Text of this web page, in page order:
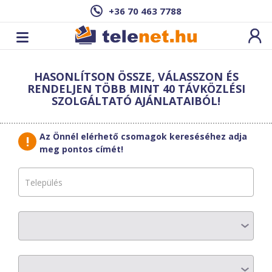
+36 70 463 7788
Ez a csomag sajnos nem elérhető az Ön
címén.Megnézem másik címen!
vissza a szolgáltatásokhoz
SzivárványNet
AZ ELŐFIZETÉS RÉSZLETEI
HASONLÍTSON ÖSSZE, VÁLASSZON ÉS
RENDELJEN TÖBB MINT 40 TÁVKÖZLÉSI
SZOLGÁLTATÓ AJÁNLATAIBÓL!
Az Önnél elérhető csomagok kereséséhez adja
meg pontos címét!